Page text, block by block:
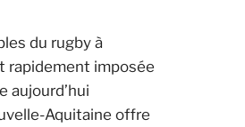
du rugby à
rapidement imposée
aujourd’hui
Aquitaine offre